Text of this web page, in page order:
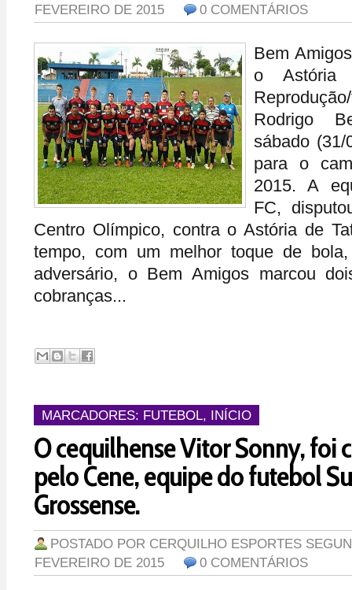
FEVEREIRO DE 2015
0 COMENTÁRIOS
Bem
o Astória
Rodrigo
sábado (31/
para o
2015. A
FC,
Centro Olímpico, contra o Astória de
tempo, com um melhor toque de
adversário, o Bem Amigos marcou
cobranças...
MARCADORES: FUTEBOL, INÍCIO
O cequilhense Vitor Sonny, foi
pelo Cene, equipe do futebol
Grossense.
POSTADO POR CERQUILHO ESPORTES
FEVEREIRO DE 2015
0 COMENTÁRIOS